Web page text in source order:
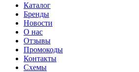
Каталог
Бренды
Новости
О нас
Отзывы
Промокоды
Контакты
Схемы